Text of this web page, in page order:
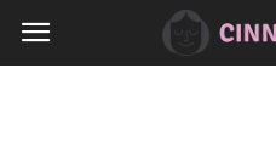
Cinnabon.pl